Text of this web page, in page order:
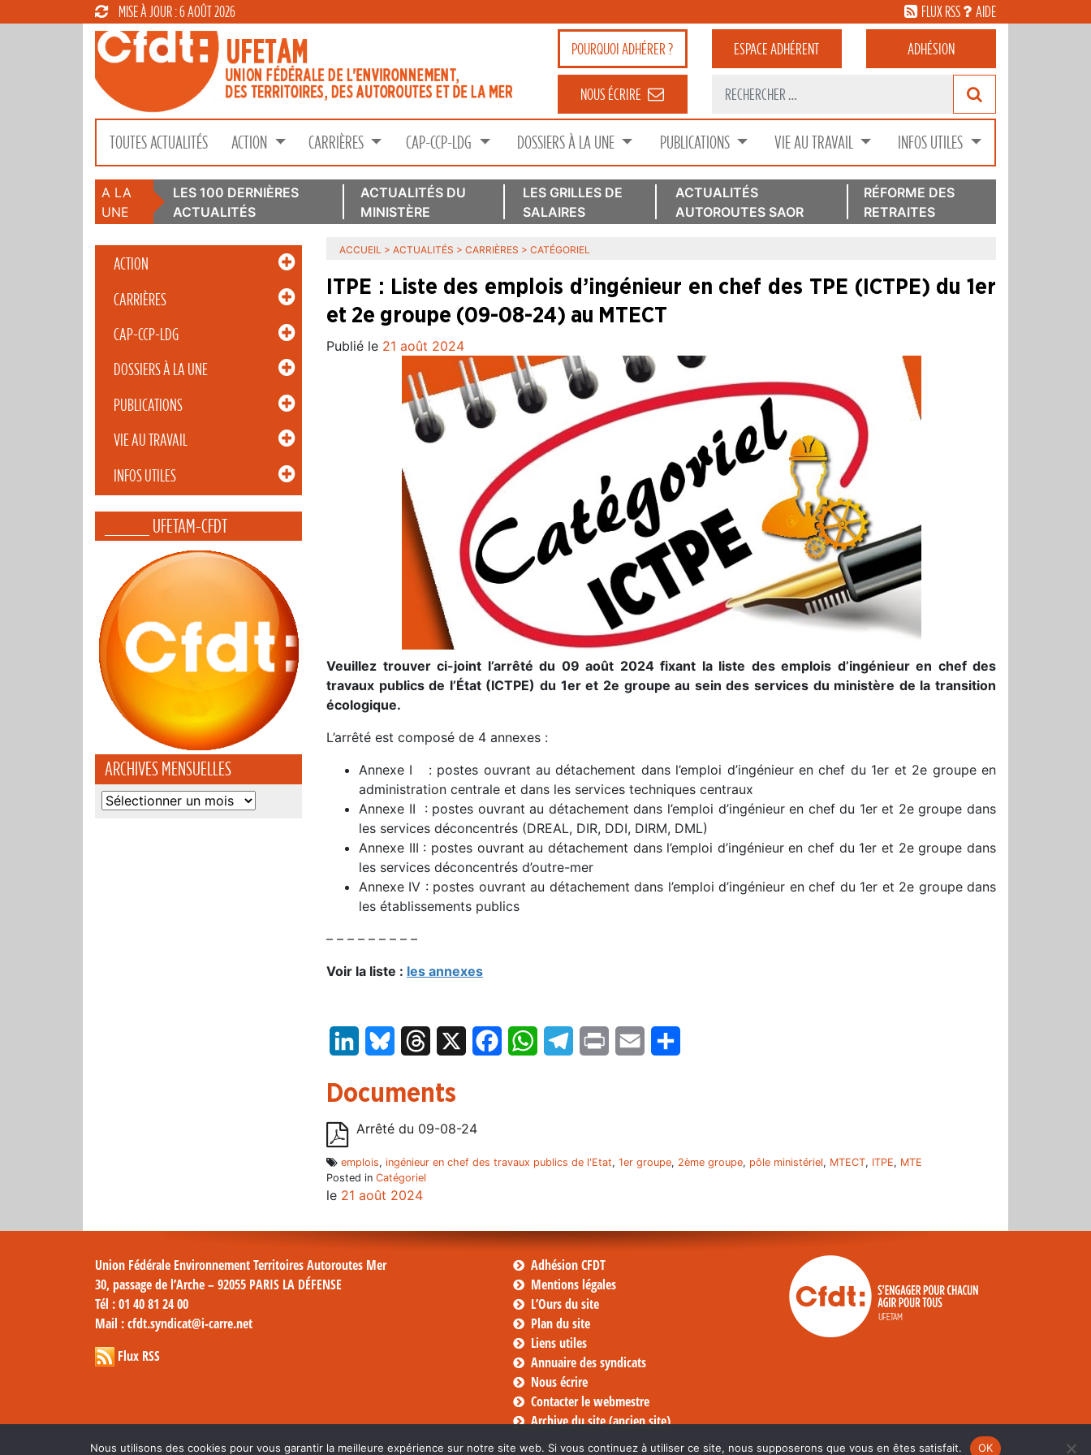
MISE À JOUR : 6 AOÛT 2026 FLUX RSS AIDE
POURQUOIADHÉRER ? ESPACEADHÉRENT ADHÉSION
NOUS ÉCRIRE
TOUTES ACTUALITÉS ACTION CARRIÈRES CAP-CCP-LDG DOSSIERS À LA UNE PUBLICATIONS VIE AU TRAVAIL INFOS UTILES
A LA
UNE
LES 100 DERNIÈRES
ACTUALITÉS
ACTUALITÉS DU
MINISTÈRE
LES GRILLES DE
SALAIRES
ACTUALITÉS
AUTOROUTES SAOR
RÉFORME DES
RETRAITES
ACTION
CARRIÈRES
CAP-CCP-LDG
DOSSIERS À LA UNE
PUBLICATIONS
VIE AU TRAVAIL
INFOS UTILES
_____ UFETAM-CFDT
ARCHIVES MENSUELLES
Archives
ACCUEIL > ACTUALITÉS > CARRIÈRES > CATÉGORIEL
ITPE : Liste des emplois d’ingénieur en chef des TPE (ICTPE) du 1er
et 2e groupe (09-08-24) au MTECT
Publié le 21 août 2024
Veuillez trouver ci-joint l’arrêté du 09 août 2024 fixant la liste des emplois d’ingénieur en chef des
travaux publics de l’État (ICTPE) du 1er et 2e groupe au sein des services du ministère de la transition
écologique.
L’arrêté est composé de 4 annexes :
Annexe I : postes ouvrant au détachement dans l’emploi d’ingénieur en chef du 1er et 2e groupe en
administration centrale et dans les services techniques centraux
Annexe II : postes ouvrant au détachement dans l’emploi d’ingénieur en chef du 1er et 2e groupe dans
les services déconcentrés (DREAL, DIR, DDI, DIRM, DML)
Annexe III : postes ouvrant au détachement dans l’emploi d’ingénieur en chef du 1er et 2e groupe dans
les services déconcentrés d’outre-mer
Annexe IV : postes ouvrant au détachement dans l’emploi d’ingénieur en chef du 1er et 2e groupe dans
les établissements publics
– – – – – – – – –
Voir la liste : les annexes
LinkedInBluesky Threads FacebookWhatsAppTelegram
Print Email
Documents
Arrêté du 09-08-24
emplois, ingénieur en chef des travaux publics de l'Etat, 1er groupe, 2ème groupe, pôle ministériel, MTECT, ITPE, MTE
Posted in Catégoriel
le 21 août 2024
Union Fédérale Environnement Territoires Autoroutes Mer
30, passage de l’Arche – 92055 PARIS LA DÉFENSE
Tél : 01 40 81 24 00
Mail : cfdt.syndicat@i-carre.net
Flux RSS
Adhésion CFDT
Mentions légales
L’Ours du site
Plan du site
Liens utiles
Annuaire des syndicats
Nous écrire
Contacter le webmestre
Archive du site (ancien site)
Nous utilisons des cookies pour vous garantir la meilleure expérience sur notre site web. Si vous continuez à utiliser ce site, nous supposerons que vous en êtes satisfait. OK